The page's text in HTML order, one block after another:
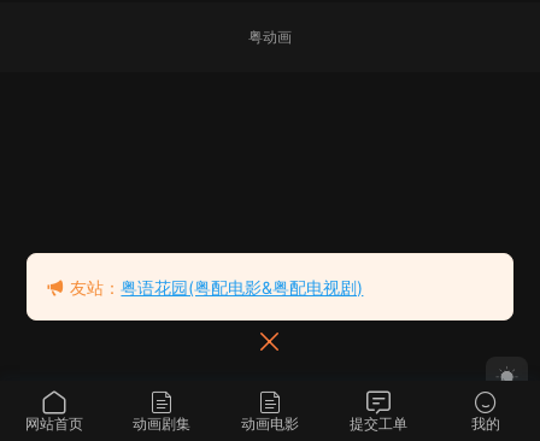
粤动画
网站首页 动画剧集 动画电影 提交工单 我的
友站：粤语花园(粤配电影&粤配电视剧)